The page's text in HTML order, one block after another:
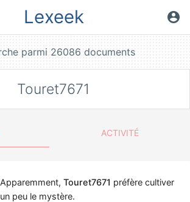
Lexeek account_circle
Touret7671
ACTIVITÉ
Apparemment, Touret7671 préfère cultiver
un peu le mystère.